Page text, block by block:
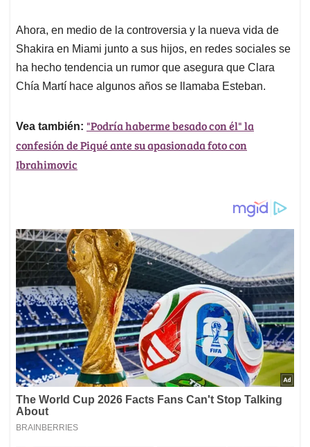
Ahora, en medio de la controversia y la nueva vida de
Shakira en Miami junto a sus hijos, en redes sociales se
ha hecho tendencia un rumor que asegura que Clara
Chía Martí hace algunos años se llamaba Esteban.
Vea también: "Podría haberme besado con él" la
confesión de Piqué ante su apasionada foto con
Ibrahimovic